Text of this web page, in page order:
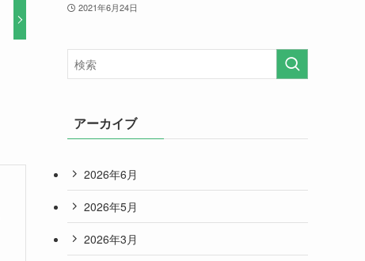
2021年6月24日
アーカイブ
2026年6月
2026年5月
2026年3月